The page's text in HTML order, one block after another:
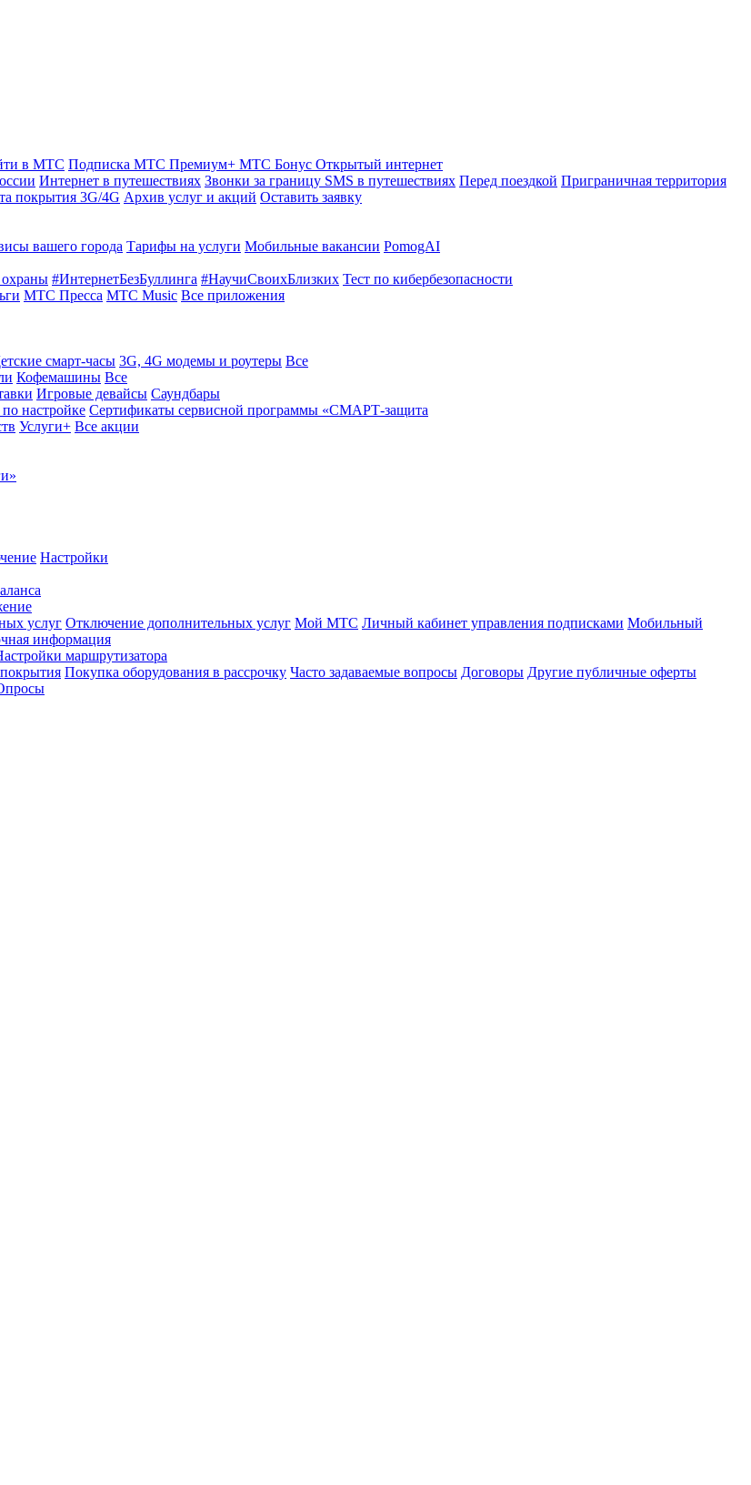
в МТС Подписка МТС Премиум+ МТС Бонус Открытый интернет
Интернет в путешествиях Звонки за границу SMS в путешествиях Перед поездкой Приграничная территория
покрытия 3G/4G Архив услуг и акций Оставить заявку
вашего города Тарифы на услуги Мобильные вакансии PomogAI
охраны #ИнтернетБезБуллинга #НаучиСвоихБлизких Тест по кибербезопасности
МТС Пресса МТС Music Все приложения
смарт-часы 3G, 4G модемы и роутеры Все
Кофемашины Все
Игровые девайсы Саундбары
настройке Сертификаты сервисной программы «СМАРТ-защита
Услуги+ Все акции
Настройки
услуг Отключение дополнительных услуг Мой МТС Личный кабинет управления подписками Мобильный
информация
маршрутизатора
Покупка оборудования в рассрочку Часто задаваемые вопросы Договоры Другие публичные оферты